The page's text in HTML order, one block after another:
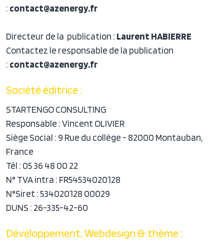
: contact@azenergy.fr
Directeur de la publication : Laurent HABIERRE
Contactez le responsable de la publication
: contact@azenergy.fr
Société éditrice :
STARTENGO CONSULTING
Responsable : Vincent OLIVIER
Siège Social : 9 Rue du collège - 82000 Montauban,
France
Tél : 05 36 48 00 22
N° TVA intra : FR54534020128
N°Siret : 534020128 00029
DUNS : 26-335-42-60
Développement, Webdesign & thème :